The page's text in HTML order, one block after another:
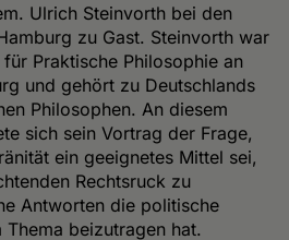
Ulrich Steinvorth bei den
zu Gast. Steinvorth war
Praktische Philosophie an
und gehört zu Deutschlands
Philosophen. An diesem
sich sein Vortrag der Frage,
ein geeignetes Mittel sei,
Rechtsruck zu
Antworten die politische
beizutragen hat.